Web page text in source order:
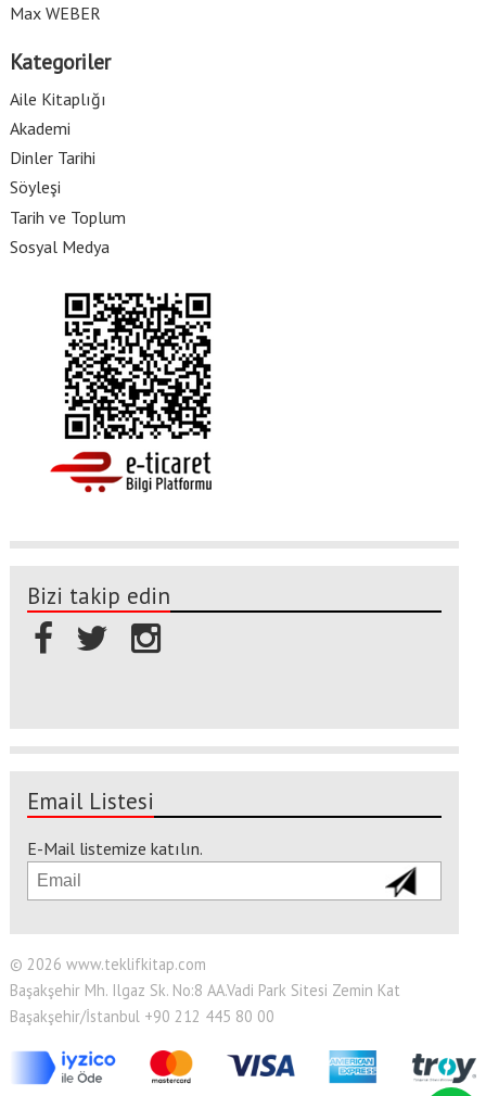
Max WEBER
Kategoriler
Aile Kitaplığı
Akademi
Dinler Tarihi
Söyleşi
Tarih ve Toplum
Sosyal Medya
Bizi takip edin
Email Listesi
E-Mail listemize katılın.
© 2026 www.teklifkitap.com
Başakşehir Mh. Ilgaz Sk. No:8 AA.Vadi Park Sitesi Zemin Kat
Başakşehir/İstanbul +90 212 445 80 00